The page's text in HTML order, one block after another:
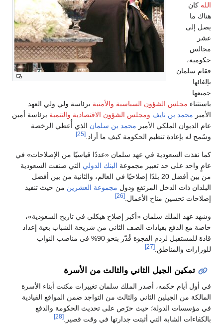
الله كان
هناك ما
يصل إلى
عشر
مجالس
حكومية،
فقام سلمان
بإلغائها
جميعها
باستثناء مجلس الشؤون السياسية والأمنية برئاسة ولي ولي العهد
الأمير محمد بن نايف ومجلس الشؤون الاقتصادية والتنمية برئاسة أمين
عام الديوان الملكي الأمير محمد بن سلمان الذي أُعطي الرخصة
وسُمح له بإعادة تنظيم الحكومة كيف ما أراد. [25]
كما نفذت السعودية في عهد سلمان «عددًا قياسيًا من الإصلاحات» في
عامٍ واحد على حد تعبير مجموعة البنك الدولي التي صنفت السعودية
من بين أفضل 20 بلدًا إصلاحيًا في العالم، والثانية من بين أفضل
البلدان ذات الدخل المرتفع ودول مجموعة العشرين من حيث تنفيذ
إصلاحات تحسين مناخ الأعمال. [26]
وشهد عهد الملك سلمان «أكبر إصلاح هيكلي في تاريخ السعودية»،
خاصة مع الدفع بقيادات الصف الثاني من شريحة الشباب بغية إعداد
قادة للمستقبل لردم الفجوة قُدّر بنحو 90% في مناصب النواب
للوزارات والمناطق. [27]
تمكين الجيل الثاني والثالث من الأسرة
في أول أيام حكمه، أصدر الملك سلمان تغييرات مكنت أبناء الأسرة
المالكة من الجيلين الثاني والثالث من التواجد ضمن المواقع القيادية
في مؤسسات الدولة؛ حيث حرّص على تحديث الحكومة والدفع
بالكفاءات الشابة التي أثبتت جدارتها في وقت قصير.[28]